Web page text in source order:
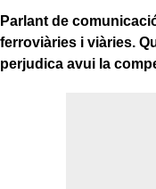
Parlant de
ferroviàries i viàries.
perjudica avui la